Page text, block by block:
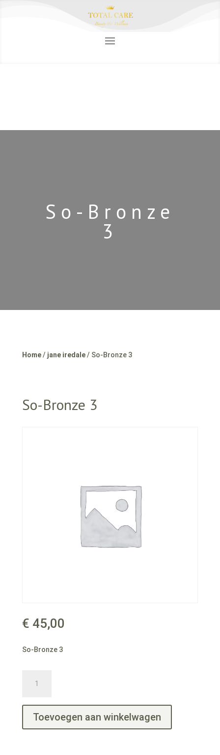
So-Bronze
3
Home/ jane iredale/ So-Bronze 3
So-Bronze 3
€ 45,00
So-Bronze 3
Bronze
Toevoegen aan winkelwagen